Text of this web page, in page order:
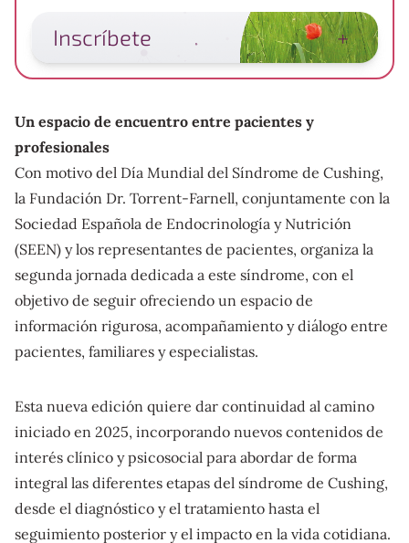
Inscríbete +
Un espacio de encuentro entre pacientes y
profesionales
Con motivo del Día Mundial del Síndrome de Cushing,
la Fundación Dr. Torrent-Farnell, conjuntamente con la
Sociedad Española de Endocrinología y Nutrición
(SEEN) y los representantes de pacientes, organiza la
segunda jornada dedicada a este síndrome, con el
objetivo de seguir ofreciendo un espacio de
información rigurosa, acompañamiento y diálogo entre
pacientes, familiares y especialistas.
Esta nueva edición quiere dar continuidad al camino
iniciado en 2025, incorporando nuevos contenidos de
interés clínico y psicosocial para abordar de forma
integral las diferentes etapas del síndrome de Cushing,
desde el diagnóstico y el tratamiento hasta el
seguimiento posterior y el impacto en la vida cotidiana.